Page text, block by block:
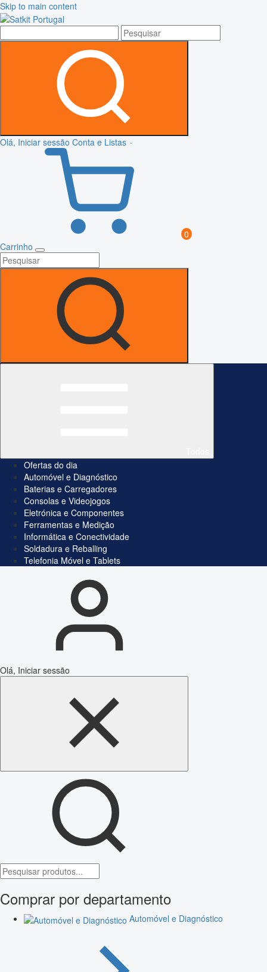
Skip to main content
Olá, Iniciar sessão Conta e Listas
0
Carrinho
Ofertas do dia
Automóvel e Diagnóstico
Baterias e Carregadores
Consolas e Videojogos
Eletrónica e Componentes
Ferramentas e Medição
Informática e Conectividade
Soldadura e Reballing
Telefonia Móvel e Tablets
Olá, Iniciar sessão
Comprar por departamento
Automóvel e Diagnóstico